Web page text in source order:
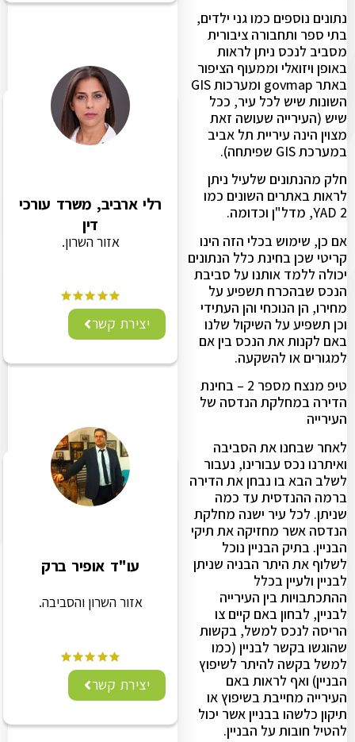
נתונים נוספים כמו גני ילדים,
בתי ספר ותחבורה ציבורית
מסביב לנכס ניתן לראות
באופן ויזואלי וממעוף הציפור
באתר govmap ומערכות GIS
השונות שיש לכל עיר, ככל
שיש (העירייה שעושה זאת
מצוין הינה עיריית תל אביב
במערכת GIS שפיתחה).
חלק מהנתונים שלעיל ניתן
לראות באתרים השונים כמו
YAD 2, מדל"ן וכדומה.
אם כן, שימוש בכלי הזה הינו
קריטי שכן בחינת כלל הנתונים
יכולה ללמד אותנו על סביבת
הנכס שבהכרח תשפיע על
מחירו, הן הנוכחי והן העתידי
וכן תשפיע על השיקול שלנו
באם לקנות את הנכס בין אם
למגורים או להשקעה.
טיפ מנצח מספר 2 – בחינת
הדירה במחלקת הנדסה של
העירייה
לאחר שבחנו את הסביבה
ואיתרנו נכס עבורינו, נעבור
לשלב הבא בו נבחן את הדירה
ברמה ההנדסית עד כמה
שניתן. לכל עיר ישנה מחלקת
הנדסה אשר מחזיקה את תיקי
הבניין. בתיק הבניין נוכל
לשלוף את היתר הבניה שניתן
לבניין ולעיין בכלל
ההתכתבויות בין העירייה
לבניין, לבחון באם קיים צו
הריסה לנכס למשל, בקשות
שהוגשו בקשר לבניין (כמו
למשל בקשה להיתר לשיפוץ
הבניין) ואף לראות באם
העירייה מחייבת בשיפוץ או
תיקון כלשהו בבניין אשר יכול
להטיל חובות על הבניין.
רלי ארביב, משרד עורכי
דין
אזור השרון.
יצירת קשר
עו"ד אופיר ברק
אזור השרון והסביבה.
יצירת קשר